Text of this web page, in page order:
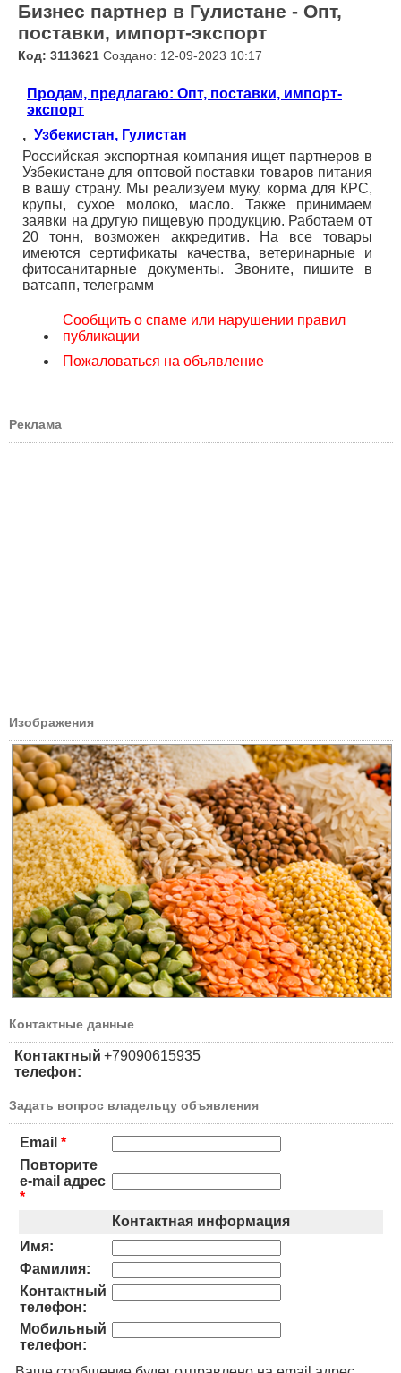
Бизнес партнер в Гулистане - Опт,
поставки, импорт-экспорт
Код: 3113621 Создано: 12-09-2023 10:17
Продам, предлагаю: Опт, поставки, импорт-
экспорт
, Узбекистан, Гулистан
Российская экспортная компания ищет партнеров в
Узбекистане для оптовой поставки товаров питания
в вашу страну. Мы реализуем муку, корма для КРС,
крупы, сухое молоко, масло. Также принимаем
заявки на другую пищевую продукцию. Работаем от
20 тонн, возможен аккредитив. На все товары
имеются сертификаты качества, ветеринарные и
фитосанитарные документы. Звоните, пишите в
ватсапп, телеграмм
Сообщить о спаме или нарушении правил
публикации
Пожаловаться на объявление
Реклама
Изображения
Контактные данные
Контактный
телефон:
+79090615935
Задать вопрос владельцу объявления
Email *
Повторите
e-mail адрес
*
Контактная информация
Имя:
Фамилия:
Контактный
телефон:
Мобильный
телефон: